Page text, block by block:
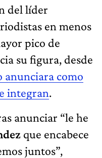
del líder
en menos
pico de
su figura, desde
anunciara como
integran.
anunciar “le he
que encabece
juntos”,